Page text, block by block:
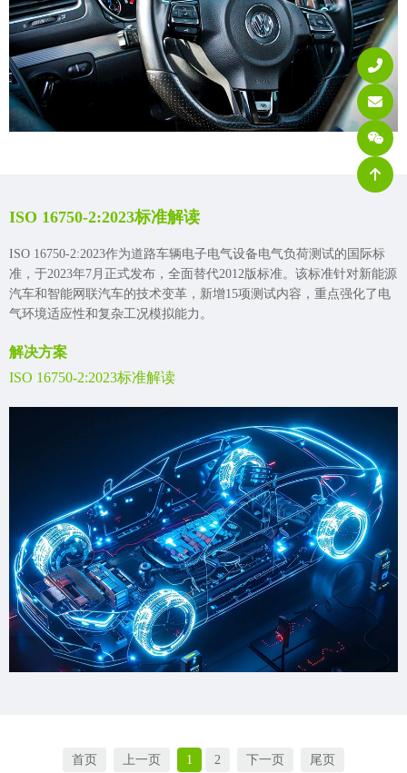
ISO 16750-2:2023标准解读
ISO 16750-2:2023作为道路车辆电子电气设备电气负荷测试的国际标
准，于2023年7月正式发布，全面替代2012版标准。该标准针对新能源
汽车和智能网联汽车的技术变革，新增15项测试内容，重点强化了电
气环境适应性和复杂工况模拟能力。
解决方案
ISO 16750-2:2023标准解读
首页 上一页 1 2 下一页 尾页